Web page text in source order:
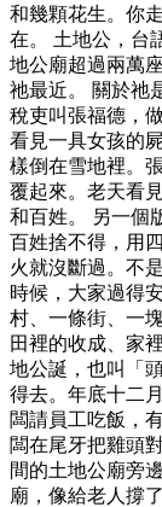
和幾顆花生。你
在。 土地公，台
地公廟超過兩萬
祂最近。 關於祂
稅吏叫張福德，
看見一具女孩的
樣倒在雪地裡。
覆起來。老天看
和百姓。 另一個
百姓捨不得，用
火就沒斷過。不
時候，大家過得
村、一條街、一
田裡的收成、家
地公誕，也叫「
得去。年底十二
闆請員工吃飯，
闆在尾牙把雞頭
間的土地公廟旁
廟，像給老人撐